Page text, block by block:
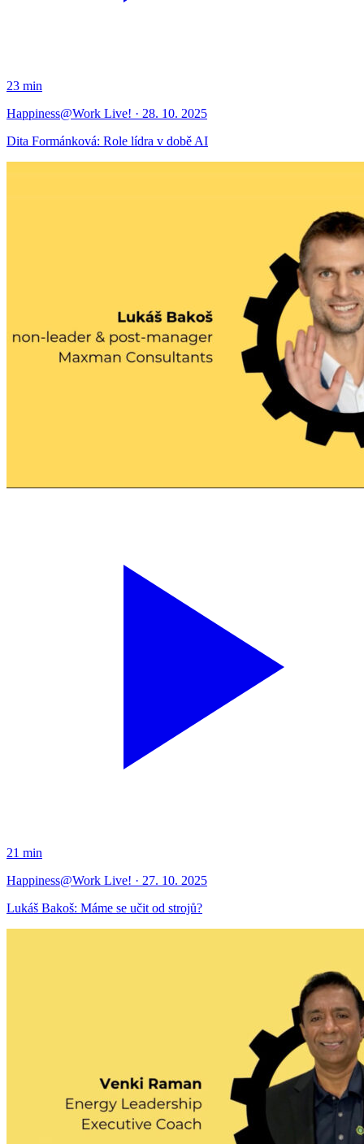
23 min
Happiness@Work Live! · 28. 10. 2025
Dita Formánková: Role lídra v době AI
21 min
Happiness@Work Live! · 27. 10. 2025
Lukáš Bakoš: Máme se učit od strojů?